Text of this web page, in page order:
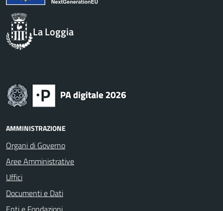
La Loggia
AMMINISTRAZIONE
Organi di Governo
Aree Amministrative
Uffici
Documenti e Dati